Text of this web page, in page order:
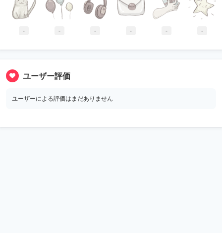
- - - - - -
ユーザー評価
ユーザーによる評価はまだありません